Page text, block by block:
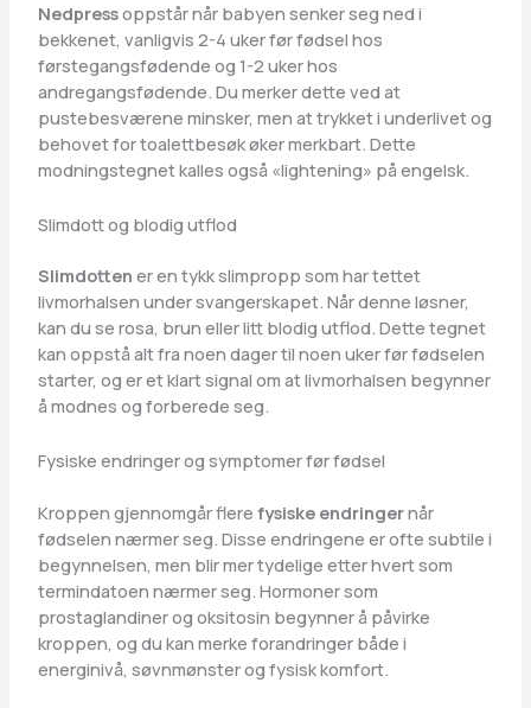
Nedpressoppstår når babyen senker seg ned i
bekkenet, vanligvis 2-4 uker før fødsel hos
førstegangsfødende og 1-2 uker hos
andregangsfødende. Du merker dette ved at
pustebesværene minsker, men at trykket i underlivet og
behovet for toalettbesøk øker merkbart. Dette
modningstegnet kalles også «lightening» på engelsk.
Slimdott og blodig utflod
Slimdotten er en tykk slimpropp som har tettet
livmorhalsen under svangerskapet. Når denne løsner,
kan du se rosa, brun eller litt blodig utflod. Dette tegnet
kan oppstå alt fra noen dager til noen uker før fødselen
starter, og er et klart signal om at livmorhalsen begynner
å modnes og forberede seg.
Fysiske endringer og symptomer før fødsel
Kroppen gjennomgår flere fysiske endringernår
fødselen nærmer seg. Disse endringene er ofte subtile i
begynnelsen, men blir mer tydelige etter hvert som
termindatoen nærmer seg. Hormoner som
prostaglandiner og oksitosin begynner å påvirke
kroppen, og du kan merke forandringer både i
energinivå, søvnmønster og fysisk komfort.